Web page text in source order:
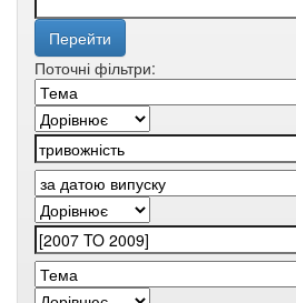
Поточні фільтри: